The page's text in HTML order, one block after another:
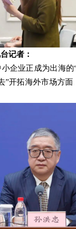
记者：
业正成为出海的“
”开拓海外市场方